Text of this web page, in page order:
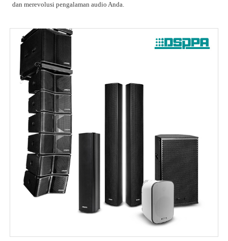
dan merevolusi pengalaman audio Anda.